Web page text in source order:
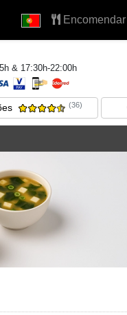
Encomendar
& 17:30h-22:00h
(36)